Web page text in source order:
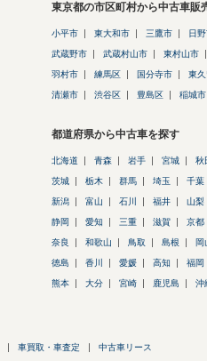
東京都の市区町村から中古車販
小平市 東大和市 三鷹市 日
武蔵野市 武蔵村山市 東村山市
羽村市 練馬区 国分寺市 東
清瀬市 渋谷区 豊島区 稲城市
都道府県から中古車を探す
北海道 青森 岩手 宮城 秋
茨城 栃木 群馬 埼玉 千葉
新潟 富山 石川 福井 山梨
静岡 愛知 三重 滋賀 京都
奈良 和歌山 鳥取 島根 岡
徳島 香川 愛媛 高知 福岡
熊本 大分 宮崎 鹿児島 沖
車買取・車査定 中古車リース